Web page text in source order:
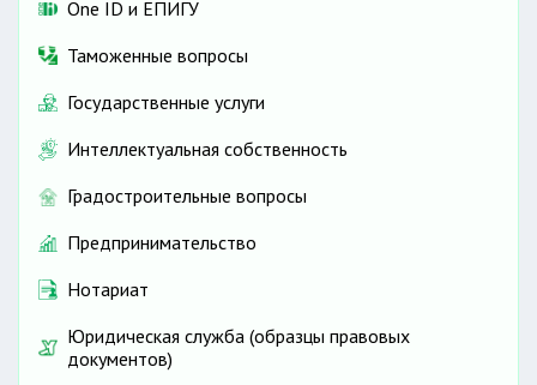
One ID и ЕПИГУ
Таможенные вопросы
Государственные услуги
Интеллектуальная собственность
Градостроительные вопросы
Предпринимательство
Нотариат
Юридическая служба (образцы правовых
документов)